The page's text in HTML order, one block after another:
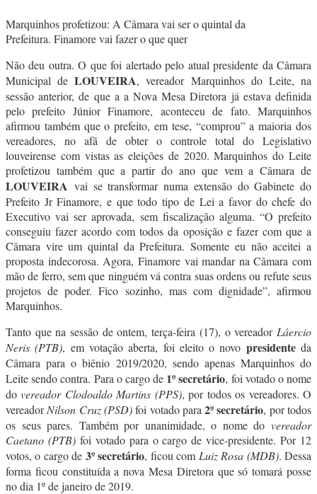
Marquinhos profetizou: A Câmara vai ser o quintal da
Prefeitura. Finamore vai fazer o que quer
Não deu outra. O que foi alertado pelo atual presidente da Câmara
Municipal deLOUVEIRA, vereador Marquinhos do Leite, na
sessão anterior, de que a a Nova Mesa Diretora já estava definida
pelo prefeito Júnior Finamore, aconteceu de fato. Marquinhos
afirmou também que o prefeito, em tese, “comprou” a maioria dos
vereadores, no afã de obter o controle total do Legislativo
louveirense com vistas as eleições de 2020. Marquinhos do Leite
profetizou também que a partir do ano que vem a Câmara de
LOUVEIRA vai se transformar numa extensão do Gabinete do
Prefeito Jr Finamore, e que todo tipo de Lei a favor do chefe do
Executivo vai ser aprovada, sem fiscalização alguma. “O prefeito
conseguiu fazer acordo com todos da oposição e fazer com que a
Câmara vire um quintal da Prefeitura. Somente eu não aceitei a
proposta indecorosa. Agora, Finamore vai mandar na Câmara com
mão de ferro, sem que ninguém vá contra suas ordens ou refute seus
projetos de poder. Fico sozinho, mas com dignidade”, afirmou
Marquinhos.
Tanto que na sessão de ontem, terça-feira (17), o vereador Láercio
Neris (PTB), em votação aberta, foi eleito o novo presidenteda
Câmara para o biênio 2019/2020, sendo apenas Marquinhos do
Leite sendo contra. Para o cargo de 1º secretário, foi votado o nome
dovereador Clodoaldo Martins (PPS), por todos os vereadores. O
vereadorNilson Cruz (PSD)foi votado para2º secretário, por todos
os seus pares. Também por unanimidade, o nome do vereador
Caetano (PTB)foi votado para o cargo de vice-presidente. Por 12
votos, o cargo de 3º secretário, ficou com Luiz Rosa (MDB). Dessa
forma ficou constituída a nova Mesa Diretora que só tomará posse
no dia 1º de janeiro de 2019.